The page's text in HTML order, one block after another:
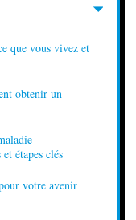
que vous vivez et
obtenir un
étapes clés
votre avenir